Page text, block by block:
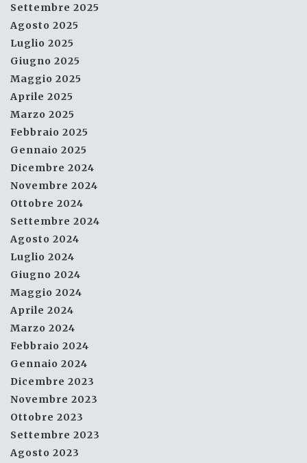
Settembre 2025
Agosto 2025
Luglio 2025
Giugno 2025
Maggio 2025
Aprile 2025
Marzo 2025
Febbraio 2025
Gennaio 2025
Dicembre 2024
Novembre 2024
Ottobre 2024
Settembre 2024
Agosto 2024
Luglio 2024
Giugno 2024
Maggio 2024
Aprile 2024
Marzo 2024
Febbraio 2024
Gennaio 2024
Dicembre 2023
Novembre 2023
Ottobre 2023
Settembre 2023
Agosto 2023